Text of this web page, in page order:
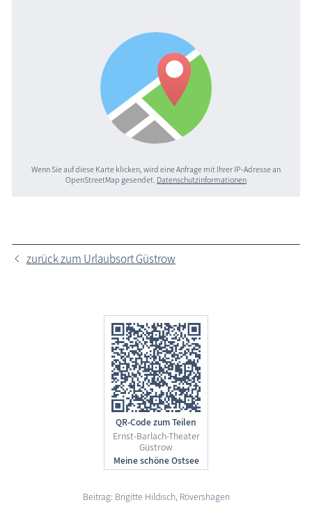
Wenn Sie auf diese Karte klicken, wird eine Anfrage mit Ihrer IP-Adresse an
OpenStreetMap gesendet. Datenschutzinformationen
zurück zum Urlaubsort Güstrow
QR-Code zum Teilen
Ernst-Barlach-Theater
Güstrow
Beitrag: Brigitte Hildisch, Rövershagen